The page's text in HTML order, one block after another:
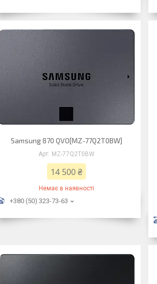
Samsung 870 QVO[MZ-77Q2T0BW]
MZ-77Q2T0BW
14 500 ₴
Немає в наявності
+380 (50) 323-73-63